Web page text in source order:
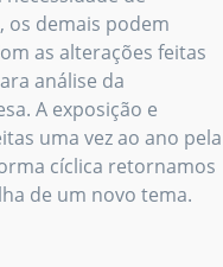
demais podem
as alterações feitas
análise da
A exposição e
uma vez ao ano pela
cíclica retornamos
de um novo tema.